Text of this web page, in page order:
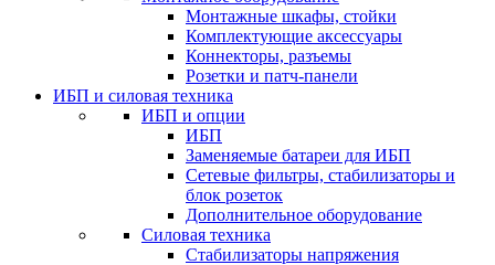
Монтажные шкафы, стойки
Комплектующие аксессуары
Коннекторы, разъемы
Розетки и патч-панели
ИБП и силовая техника
ИБП и опции
ИБП
Заменяемые батареи для ИБП
Сетевые фильтры, стабилизаторы и
блок розеток
Дополнительное оборудование
Силовая техника
Стабилизаторы напряжения